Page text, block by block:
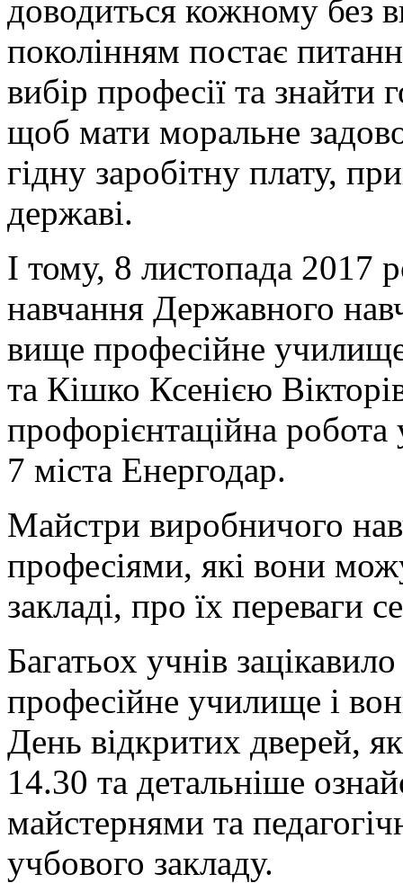
доводиться кожному без
поколінням постає
вибір професії та знайти
щоб мати моральне
гідну заробітну плату,
державі.
І тому, 8 листопада 2017
навчання Державного
вище професійне
та Кішко Ксенією
профорієнтаційна робота
7 міста Енергодар.
Майстри виробничого
професіями, які вони
закладі, про їх переваги
Багатьох учнів
професійне училище і
День відкритих дверей,
14.30 та детальніше
майстернями та
учбового закладу.